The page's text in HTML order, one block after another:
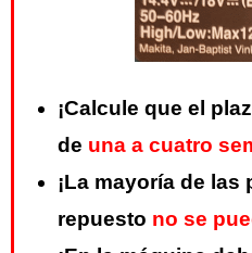
¡Calcule que el
de una a cuatro
¡La mayoría de las
repuesto no se